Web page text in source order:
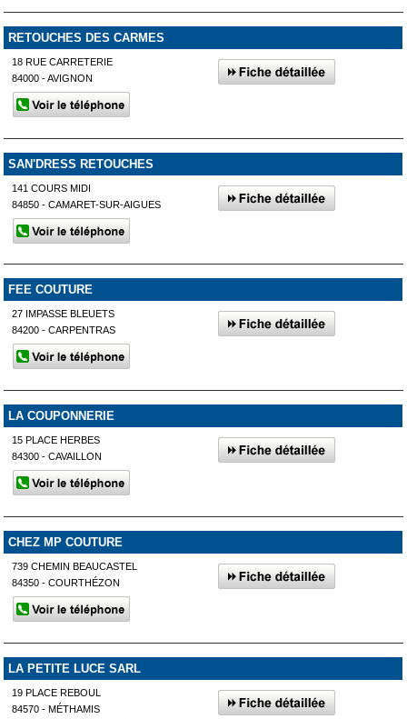
RETOUCHES DES CARMES
18 RUE CARRETERIE
84000 - AVIGNON
SAN'DRESS RETOUCHES
141 COURS MIDI
84850 - CAMARET-SUR-AIGUES
FEE COUTURE
27 IMPASSE BLEUETS
84200 - CARPENTRAS
LA COUPONNERIE
15 PLACE HERBES
84300 - CAVAILLON
CHEZ MP COUTURE
739 CHEMIN BEAUCASTEL
84350 - COURTHÉZON
LA PETITE LUCE SARL
19 PLACE REBOUL
84570 - MÉTHAMIS